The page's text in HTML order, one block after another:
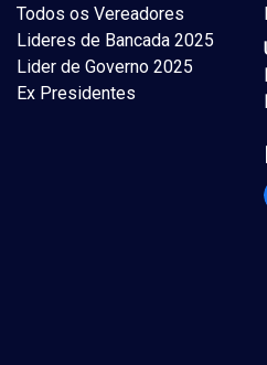
Todos os Vereadores
Lideres de Bancada 2025
Lider de Governo 2025
Ex Presidentes